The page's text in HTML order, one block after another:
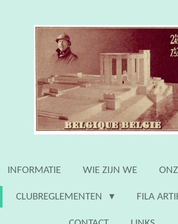
INFORMATIE WIE ZIJN WE
CLUBREGLEMENTEN FILA